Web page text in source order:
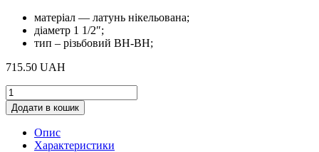
матеріал — латунь нікельована;
діаметр 1 1/2″;
тип – різьбовий ВН-ВН;
715.50 UAH
Зворотній
клапан
Valtec
ВН-
Додати в кошик
Опис
Характеристики